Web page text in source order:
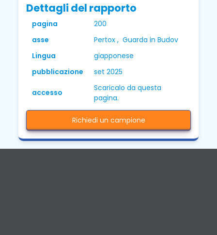
Dettagli del rapporto
pagina
200
asse
Pertox , Guarda in Budov
Lingua
giapponese
pubblicazione
set 2025
accesso
Scaricalo da questa
pagina.
Richiedi un campione